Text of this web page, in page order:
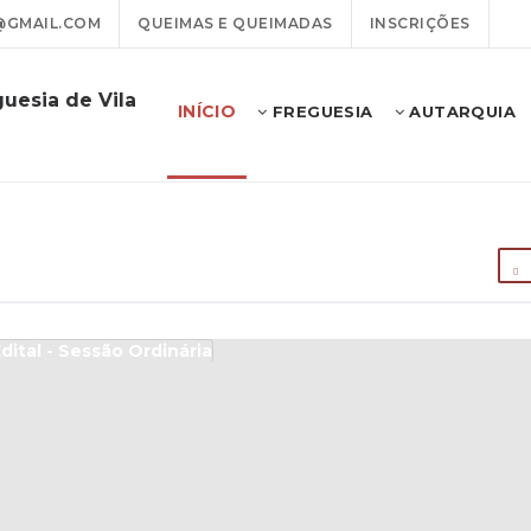
QUEIMAS E QUEIMADAS INSCRIÇÕES
de Vila
INÍCIO FREGUESIA AUTARQUIA